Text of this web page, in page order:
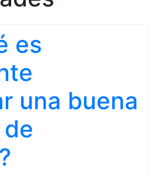
es
una buena